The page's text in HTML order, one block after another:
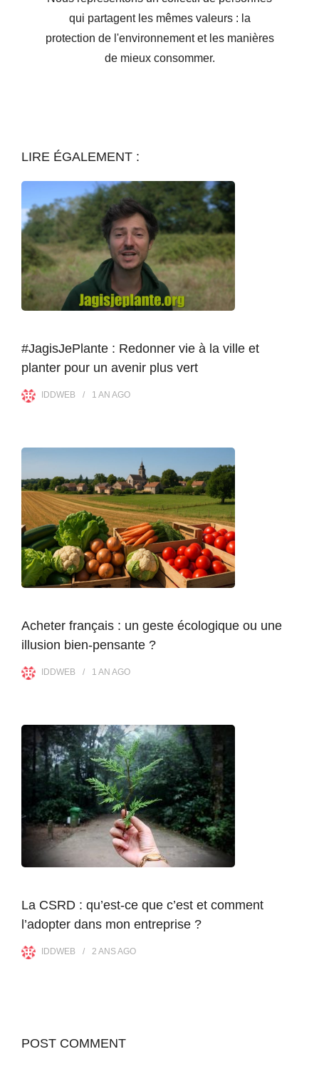
qui partagent les mêmes valeurs : la
protection de l'environnement et les manières
de mieux consommer.
LIRE ÉGALEMENT :
#JagisJePlante : Redonner vie à la ville et
planter pour un avenir plus vert
IDDWEB 1 AN AGO
Acheter français : un geste écologique ou une
illusion bien-pensante ?
IDDWEB 1 AN AGO
La CSRD : qu’est-ce que c’est et comment
l’adopter dans mon entreprise ?
IDDWEB 2 ANSAGO
POST COMMENT